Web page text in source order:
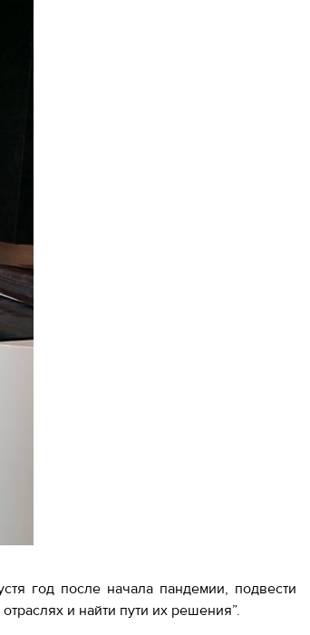
год после начала пандемии, подвести
и найти пути их решения”.